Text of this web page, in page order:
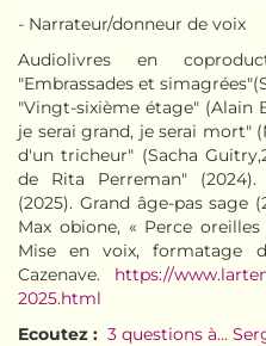
- Narrateur/donneur de voix
Audiolivres en
"Embrassades et
"Vingt-sixième étage" (Alain
je serai grand, je serai mort"
d'un tricheur" (Sacha
de Rita Perreman"
(2025). Grand âge-pas sage
Max obione, « Perce
Mise en voix, formatage
Cazenave. https://
2025.html
Ecoutez : 3 questions à...